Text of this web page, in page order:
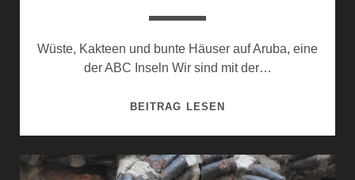
Reisetipps
Beiträge
Wüste, Kakteen und bunte Häuser auf Aruba, eine
der ABC Inseln Wir sind mit der…
BEITRAG LESENLIEGT
DER